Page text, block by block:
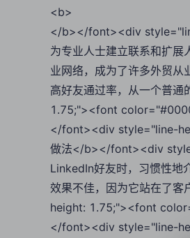
<b>
</b></font><div
为专业人士建立联系和扩展
业网络，成为了许多外贸从
高好友通过率，从一个普
1.75;"><font
</font><div style="line-
做法</b></font><div
LinkedIn好友时，习惯性地
效果不佳，因为它站在了
height: 1.75;"><font
</font><div style="line-